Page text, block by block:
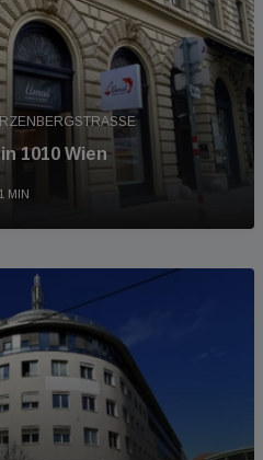
1010 Wien
MIN